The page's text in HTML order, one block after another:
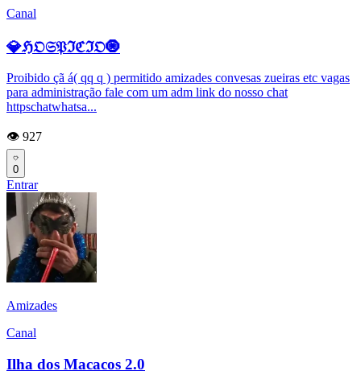
Canal
💎ℌ𝔒𝔖𝔓ℑℭℑ𝔒🧿
Proibido çã á( qq q ) permitido amizades convesas zueiras etc vagas
para administração fale com um adm link do nosso chat
httpschatwhatsa...
👁️ 927
0
Entrar
Amizades
Canal
Ilha dos Macacos 2.0